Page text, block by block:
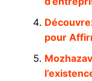
pour